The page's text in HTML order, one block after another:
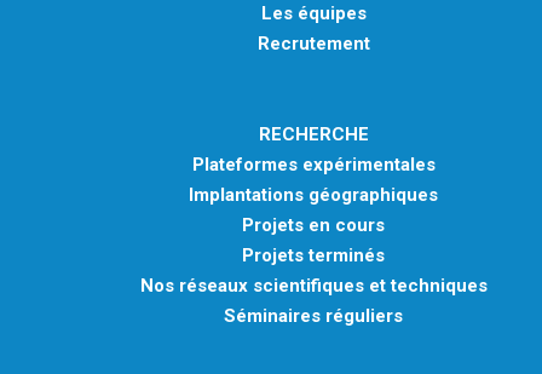
Les équipes
Recrutement
RECHERCHE
Plateformes expérimentales
Implantations géographiques
Projets en cours
Projets terminés
Nos réseaux scientifiques et techniques
Séminaires réguliers